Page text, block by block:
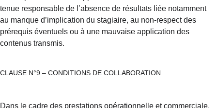
tenue responsable de l’absence de résultats liée notamment
au manque d’implication du stagiaire, au non-respect des
prérequis éventuels ou à une mauvaise application des
contenus transmis.
CLAUSE N°9 – CONDITIONS DE COLLABORATION
Dans le cadre des prestations opérationnelle et commerciale,